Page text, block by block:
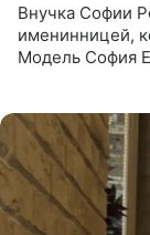
Внучка Софии
именинницей,
Модель София